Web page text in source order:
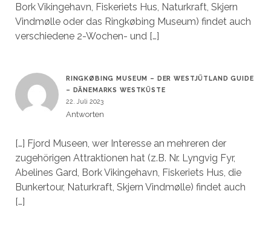
Bork Vikingehavn, Fiskeriets Hus, Naturkraft, Skjern
Vindmølle oder das Ringkøbing Museum) findet auch
verschiedene 2-Wochen- und […]
RINGKØBING MUSEUM – DER WESTJÜTLAND GUIDE
– DÄNEMARKS WESTKÜSTE
22. Juli 2023
Antworten
[…] Fjord Museen, wer Interesse an mehreren der
zugehörigen Attraktionen hat (z.B. Nr. Lyngvig Fyr,
Abelines Gard, Bork Vikingehavn, Fiskeriets Hus, die
Bunkertour, Naturkraft, Skjern Vindmølle) findet auch
[…]